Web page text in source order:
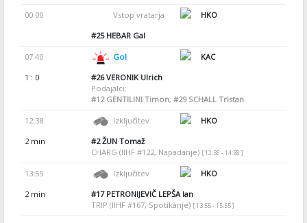
00:00 Vstop vratarja
HKO
#25HEBAR Gal
07:40 Gol
KAC
1 : 0
#26VERONIK Ulrich
Podajalci:
#12GENTILINI Timon, #29SCHALL Tristan
12:38 Izključitev
HKO
2 min
#2ŽUN Tomaž
CHARG (IIHF #122, Napadanje) [ 12:38 - 14:38 ]
13:55 Izključitev
HKO
2 min
#17PETRONIJEVIČ LEPŠA Ian
TRIP (IIHF #167, Spotikanje) [ 13:55 - 15:55 ]